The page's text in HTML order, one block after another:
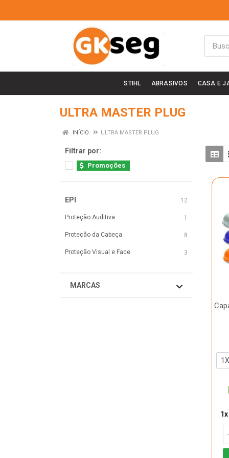
STIHL ABRASIVOS CASA E
ULTRA MASTER PLUG
INÍCIO ULTRA MASTER PLUG
Filtrar por:
Promoções
EPI 12
Proteção Auditiva 1
Proteção da Cabeça 8
Proteção Visual e Face 3
MARCAS